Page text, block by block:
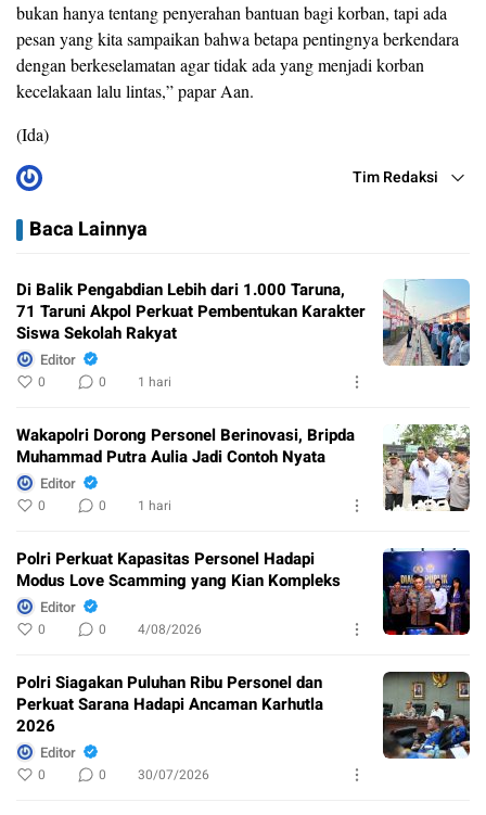
bukan hanya tentang penyerahan bantuan bagi korban, tapi ada
pesan yang kita sampaikan bahwa betapa pentingnya berkendara
dengan berkeselamatan agar tidak ada yang menjadi korban
kecelakaan lalu lintas,” papar Aan.
(Ida)
Tim Redaksi
Baca Lainnya
Di Balik Pengabdian Lebih dari 1.000 Taruna,
71 Taruni Akpol Perkuat Pembentukan Karakter
Siswa Sekolah Rakyat
Editor
0 0 1 hari
Wakapolri Dorong Personel Berinovasi, Bripda
Muhammad Putra Aulia Jadi Contoh Nyata
Editor
0 0 1 hari
Polri Perkuat Kapasitas Personel Hadapi
Modus Love Scamming yang Kian Kompleks
Editor
0 0 4/08/2026
Polri Siagakan Puluhan Ribu Personel dan
Perkuat Sarana Hadapi Ancaman Karhutla
2026
Editor
0 0 30/07/2026